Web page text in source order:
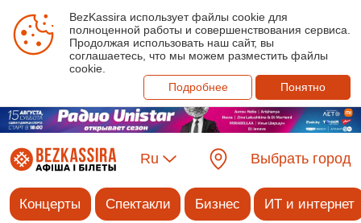
BezKassira использует файлы cookie для
полноценной работы и совершенствования сервиса.
Продолжая использовать наш сайт, вы
соглашаетесь, что мы можем разместить файлы
cookie.
Подробнее
Понятно
Ru Выбрать город
Концерты Спектакли Бизнес ИТ и интернет